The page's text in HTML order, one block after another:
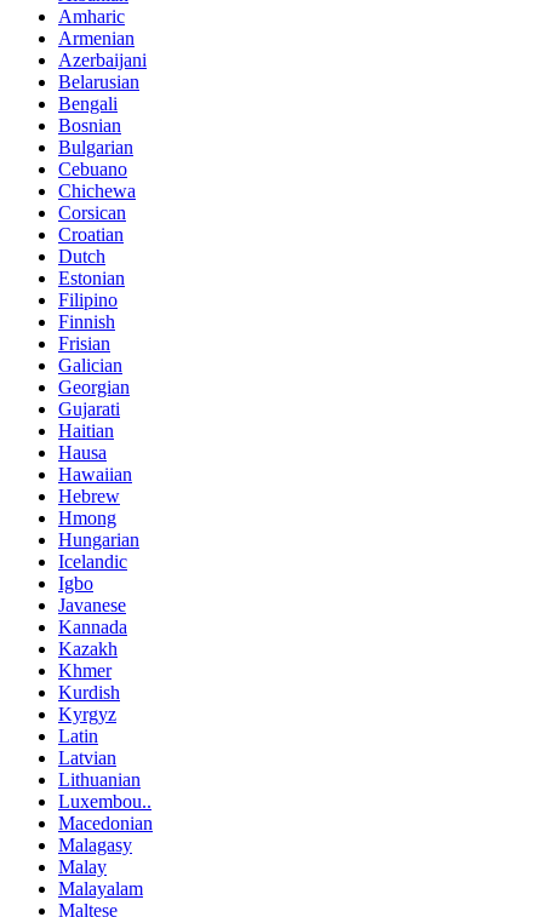
Amharic
Armenian
Azerbaijani
Belarusian
Bengali
Bosnian
Bulgarian
Cebuano
Chichewa
Corsican
Croatian
Dutch
Estonian
Filipino
Finnish
Frisian
Galician
Georgian
Gujarati
Haitian
Hausa
Hawaiian
Hebrew
Hmong
Hungarian
Icelandic
Igbo
Javanese
Kannada
Kazakh
Khmer
Kurdish
Kyrgyz
Latin
Latvian
Lithuanian
Luxembou..
Macedonian
Malagasy
Malay
Malayalam
Maltese